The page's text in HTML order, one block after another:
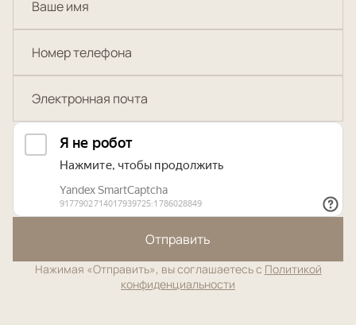
Отправить
Нажимая «Отправить», вы соглашаетесь с Политикой
конфиденциальности